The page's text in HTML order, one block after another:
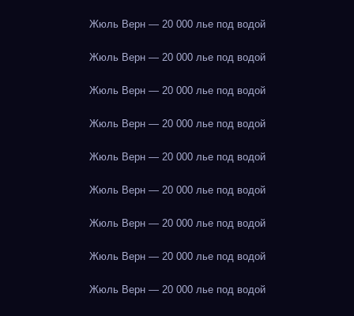
Жюль Верн — 20 000 лье под водой
Жюль Верн — 20 000 лье под водой
Жюль Верн — 20 000 лье под водой
Жюль Верн — 20 000 лье под водой
Жюль Верн — 20 000 лье под водой
Жюль Верн — 20 000 лье под водой
Жюль Верн — 20 000 лье под водой
Жюль Верн — 20 000 лье под водой
Жюль Верн — 20 000 лье под водой